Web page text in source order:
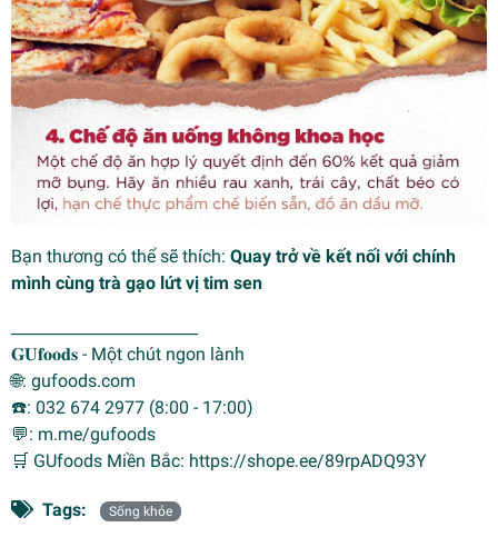
Bạn thương có thể sẽ thích: Quay trở về kết nối với chính
mình cùng trà gạo lứt vị tim sen
𝐆𝐔𝐟𝐨𝐨𝐝𝐬 - Một chút ngon lành
🌐: gufoods.com
☎️: 032 674 2977 (8:00 - 17:00)
💬: m.me/gufoods
🛒 GUfoods Miền Bắc: https://shope.ee/89rpADQ93Y
Tags: Sống khỏe